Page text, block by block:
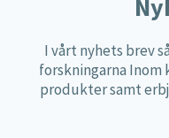
100% Natural
EVP Nutrition
I vårt nyhets brev
forskningarna Inom
produkter samt